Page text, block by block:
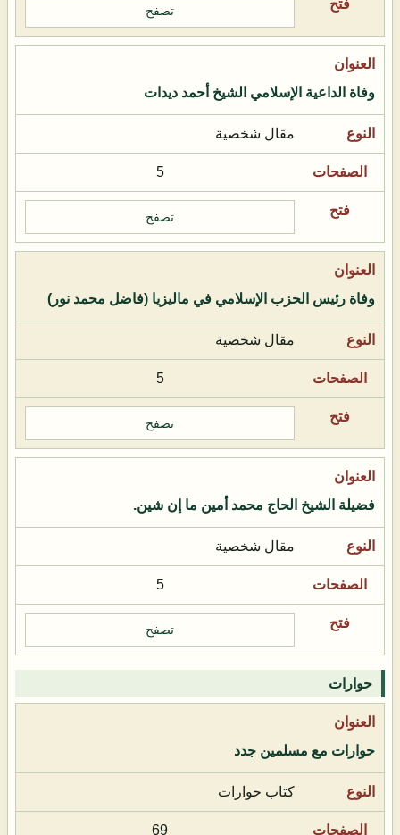
تصفح
وفاة الداعية الإسلامي الشيخ أحمد ديدات
مقال شخصية
5
تصفح
وفاة رئيس الحزب الإسلامي في ماليزيا (فاضل محمد نور)
مقال شخصية
5
تصفح
فضيلة الشيخ الحاج محمد أمين ما إن شين.
مقال شخصية
5
تصفح
حوارات
حوارات مع مسلمين جدد
كتاب حوارات
69